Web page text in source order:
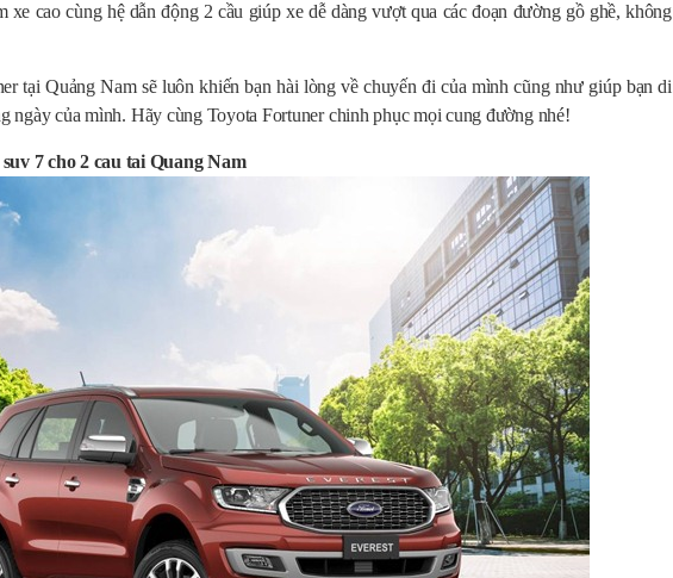
xe cao cùng hệ dẫn động 2 cầu giúp xe dễ dàng vượt qua các đoạn đường gồ ghề, không
tại Quảng Nam sẽ luôn khiến bạn hài lòng về chuyến đi của mình cũng như giúp bạn di
ngày của mình. Hãy cùng Toyota Fortuner chinh phục mọi cung đường nhé!
7 cho 2 cau tai Quang Nam